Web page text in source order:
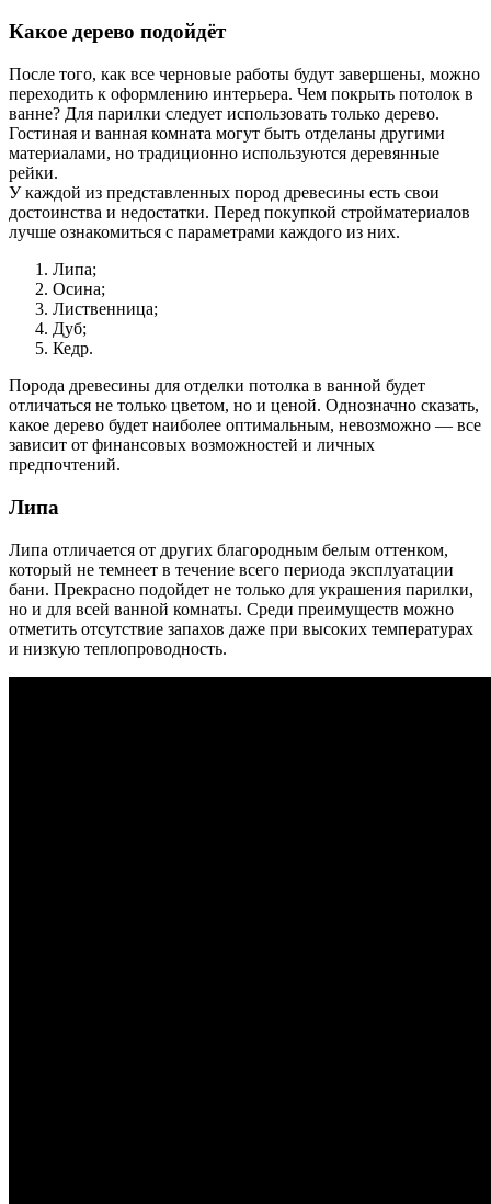
Какое дерево подойдёт
После того, как все черновые работы будут завершены, можно
переходить к оформлению интерьера. Чем покрыть потолок в
ванне? Для парилки следует использовать только дерево.
Гостиная и ванная комната могут быть отделаны другими
материалами, но традиционно используются деревянные
рейки.
У каждой из представленных пород древесины есть свои
достоинства и недостатки. Перед покупкой стройматериалов
лучше ознакомиться с параметрами каждого из них.
Липа;
Осина;
Лиственница;
Дуб;
Кедр.
Порода древесины для отделки потолка в ванной будет
отличаться не только цветом, но и ценой. Однозначно сказать,
какое дерево будет наиболее оптимальным, невозможно — все
зависит от финансовых возможностей и личных
предпочтений.
Липа
Липа отличается от других благородным белым оттенком,
который не темнеет в течение всего периода эксплуатации
бани. Прекрасно подойдет не только для украшения парилки,
но и для всей ванной комнаты. Среди преимуществ можно
отметить отсутствие запахов даже при высоких температурах
и низкую теплопроводность.